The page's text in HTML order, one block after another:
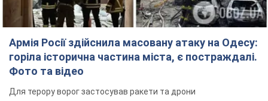
Армія Росії здійснила масовану атаку на Одесу:
горіла історична частина міста, є постраждалі.
Фото та відео
Для терору ворог застосував ракети та дрони